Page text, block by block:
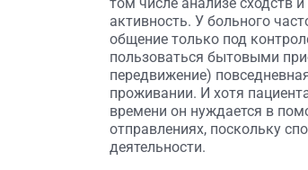
активность. У больного
общение только под
пользоваться бытовыми
передвижение)
проживании. И хотя
времени он нуждается в
отправлениях, поскольку
деятельности.